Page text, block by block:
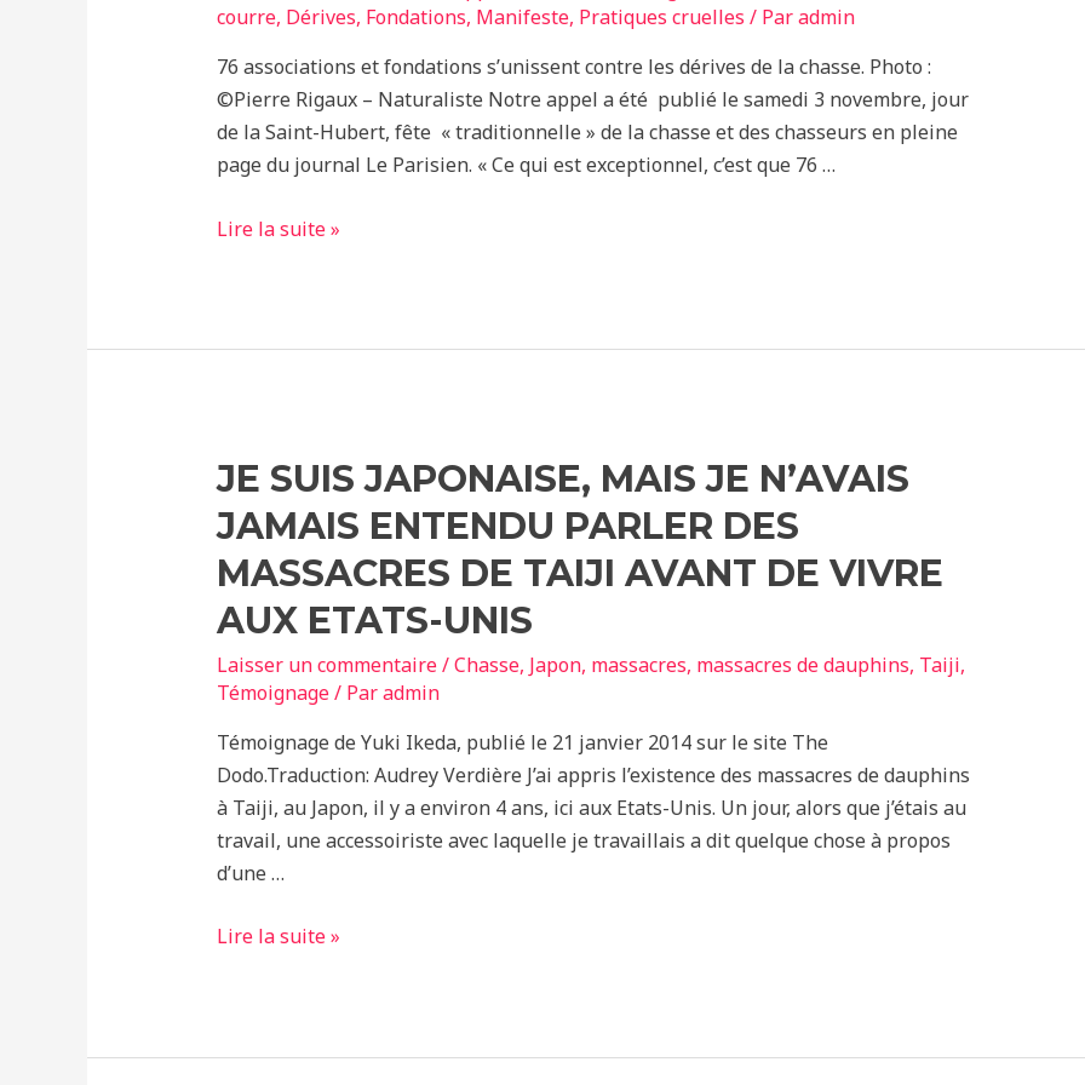
courre, Dérives, Fondations, Manifeste, Pratiques cruelles / Paradmin
76 associations et fondations s’unissent contre les dérives de la chasse. Photo :
©Pierre Rigaux – Naturaliste Notre appel a été publié le samedi 3 novembre, jour
de la Saint-Hubert, fête « traditionnelle » de la chasse et des chasseurs en pleine
page du journal Le Parisien. « Ce qui est exceptionnel, c’est que 76 …
C’est
signataire
les
excès
et
provocations
de
la
chasse
Lire la suite »
JE SUIS JAPONAISE, MAIS JE N’AVAIS
JAMAIS ENTENDU PARLER DES
MASSACRES DE TAIJI AVANT DE VIVRE
AUX ETATS-UNIS
Laisser un commentaire/Chasse, Japon, massacres, massacres de dauphins, Taiji,
Témoignage/ Paradmin
Témoignage de Yuki Ikeda, publié le 21 janvier 2014 sur le site The
Dodo.Traduction: Audrey Verdière J’ai appris l’existence des massacres de dauphins
à Taiji, au Japon, il y a environ 4 ans, ici aux Etats-Unis. Un jour, alors que j’étais au
travail, une accessoiriste avec laquelle je travaillais a dit quelque chose à propos
d’une …
Je
Je
Lire la suite »